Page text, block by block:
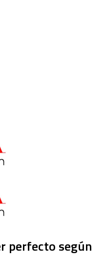
perfecto según